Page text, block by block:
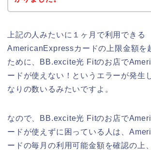
上記の人みたいに１ヶ月で利用できる
AmericanExpressカードの上限金額を
ために、BB.excite光 Fitのお店で
ードが使えない！というエラーが発生
なりの数いるみたいですよ。
なので、BB.excite光 Fitのお店で
ードが使えずに困っている人は、
ードの毎月の利用可能金額を確認の上